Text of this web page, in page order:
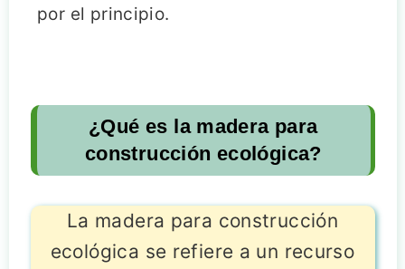
por el principio.
¿Qué es la madera para
construcción ecológica?
La madera para construcción
ecológica se refiere a un recurso